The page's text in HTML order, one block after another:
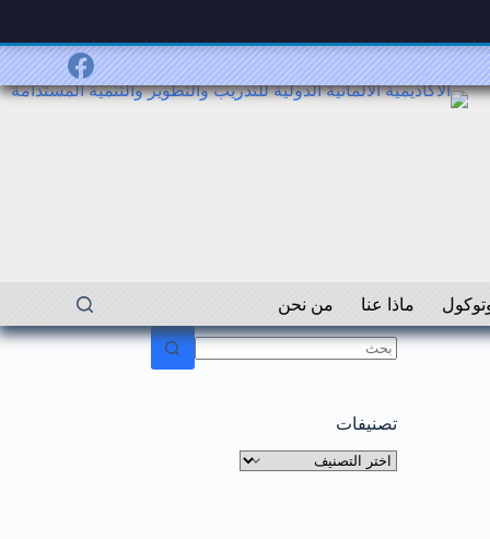
ماذا عنا من نحن
نتائج
تصنيفات
تصنيفات